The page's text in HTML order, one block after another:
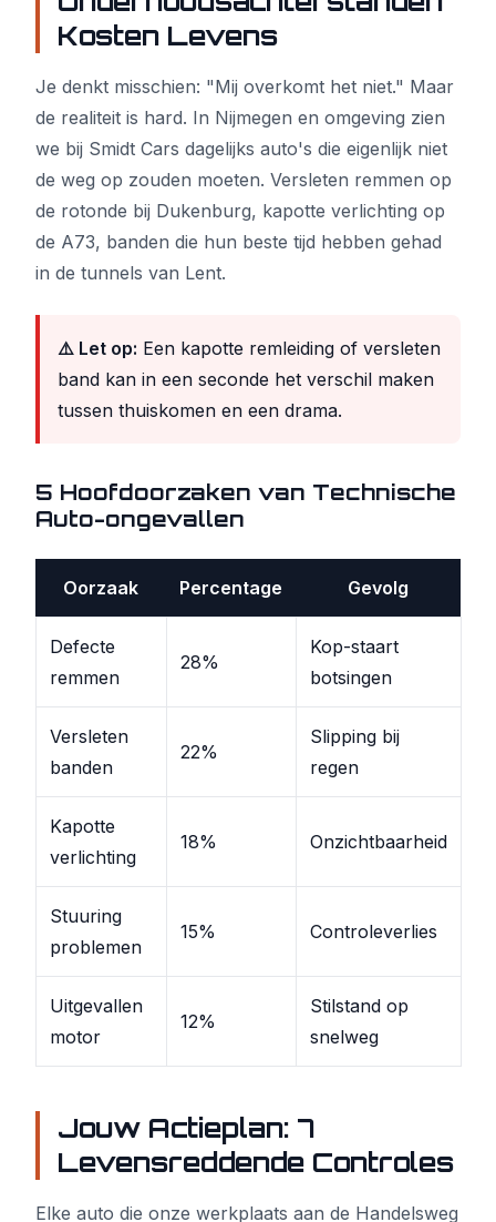
Kosten Levens
Je denkt misschien: "Mij overkomt het niet." Maar
de realiteit is hard. In Nijmegen en omgeving zien
we bij Smidt Cars dagelijks auto's die eigenlijk niet
de weg op zouden moeten. Versleten remmen op
de rotonde bij Dukenburg, kapotte verlichting op
de A73, banden die hun beste tijd hebben gehad
in de tunnels van Lent.
⚠️ Let op: Een kapotte remleiding of versleten
band kan in een seconde het verschil maken
tussen thuiskomen en een drama.
5 Hoofdoorzaken van Technische
Auto-ongevallen
Oorzaak Percentage Gevolg
Defecte
remmen
28%
Kop-staart
botsingen
Versleten
banden
22%
Slipping bij
regen
Kapotte
verlichting
18% Onzichtbaarheid
Stuuring
problemen
15% Controleverlies
Uitgevallen
motor
12%
Stilstand op
snelweg
Jouw Actieplan: 7
Levensreddende Controles
Elke auto die onze werkplaats aan de Handelsweg